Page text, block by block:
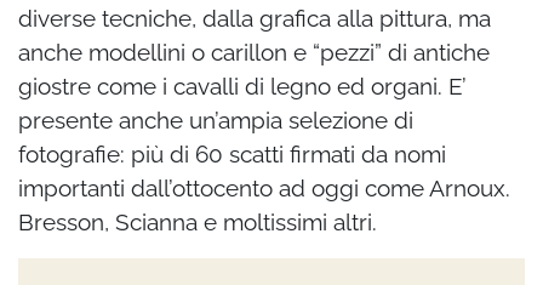
diverse tecniche, dalla grafica alla pittura, ma
anche modellini o carillon e “pezzi” di antiche
giostre come i cavalli di legno ed organi. E’
presente anche un’ampia selezione di
fotografie: più di 60 scatti firmati da nomi
importanti dall’ottocento ad oggi come Arnoux.
Bresson, Scianna e moltissimi altri.